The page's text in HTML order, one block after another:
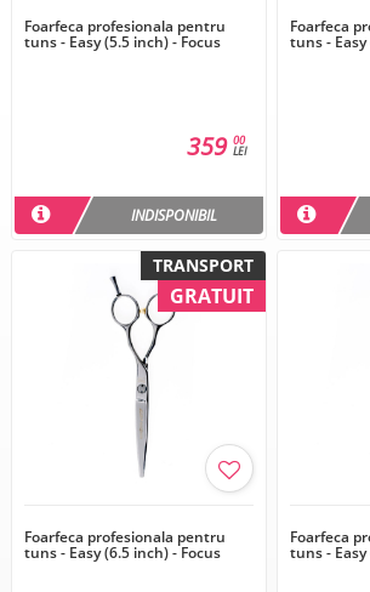
Foarfeca profesionala pentru
tuns - Easy (5.5 inch) - Focus
00
LEI
359
INDISPONIBIL
Foarfeca
tuns -
TRANSPORT
GRATUIT
Foarfeca profesionala pentru
tuns - Easy (6.5 inch) - Focus
Foarfeca
tuns -